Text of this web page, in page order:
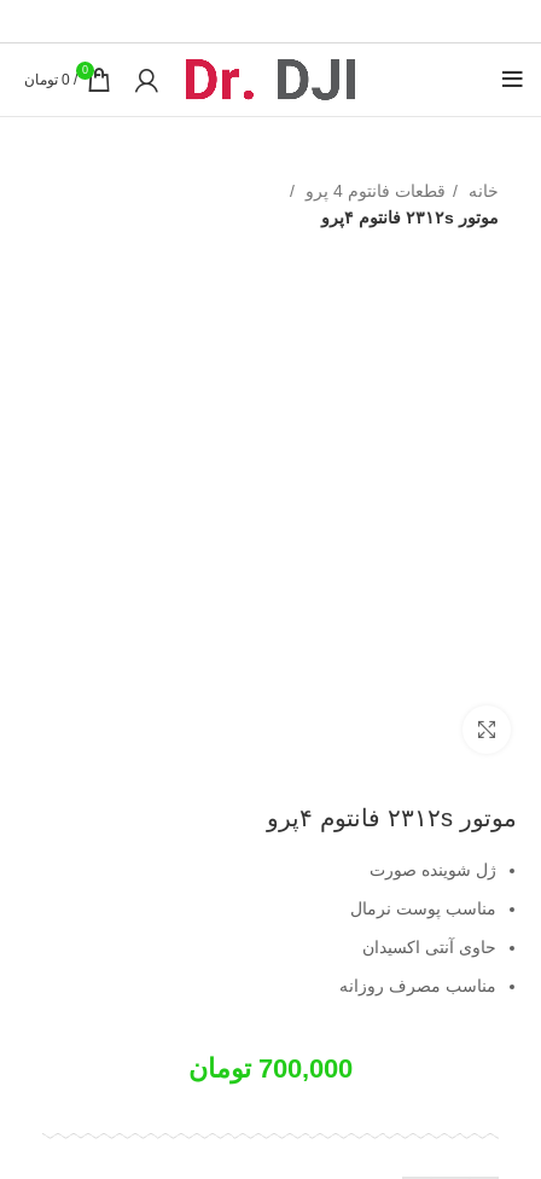
0
/
0 تومان
خانه
قطعات فانتوم 4 پرو
موتور ۲۳۱۲s فانتوم ۴پرو
موتور ۲۳۱۲s فانتوم ۴پرو
ژل شوینده صورت
مناسب پوست نرمال
حاوی آنتی اکسیدان
مناسب مصرف روزانه
700,000 تومان